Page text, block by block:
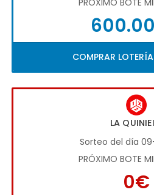
COMPRAR
LA
Sorteo del día
PRÓXIMO BOTE
0€